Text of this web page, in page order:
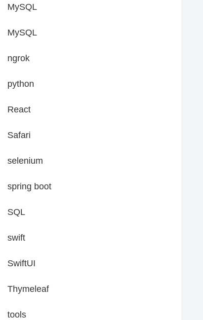
MySQL
MySQL
ngrok
python
React
Safari
selenium
spring boot
SQL
swift
SwiftUI
Thymeleaf
tools